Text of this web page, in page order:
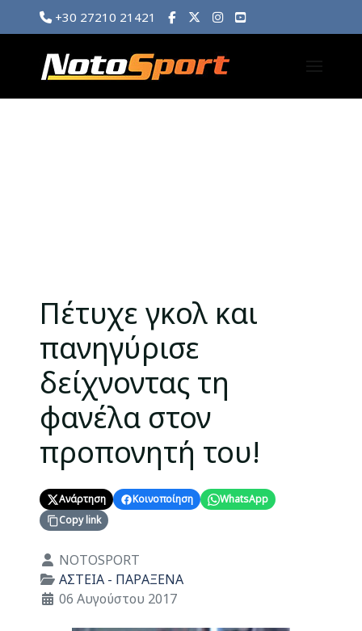
+30 27210 21421
Πέτυχε γκολ και
πανηγύρισε
δείχνοντας τη
φανέλα στον
προπονητή του!
Ανάρτηση Κοινοποίηση
WhatsApp
Copy link
Λεπτομέρειες
NOTOSPORT
ΑΣΤΕΙΑ - ΠΑΡΑΞΕΝΑ
06 Αυγούστου 2017